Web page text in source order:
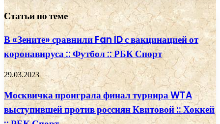
Статьи по теме
В «Зените» сравнили Fan ID с вакцинацией от
коронавируса :: Футбол :: РБК Спорт
29.03.2023
Москвичка проиграла финал турнира WTA
выступившей против россиян Квитовой :: Хоккей